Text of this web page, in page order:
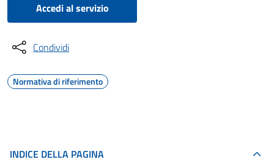
Accedi al servizio
Condividi
Normativa di riferimento
INDICE DELLA PAGINA